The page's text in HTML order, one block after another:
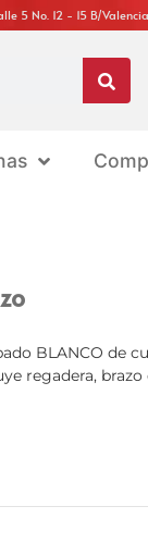
5 No. 12 - 15 B/Valencia
BLANCO de
regadera,